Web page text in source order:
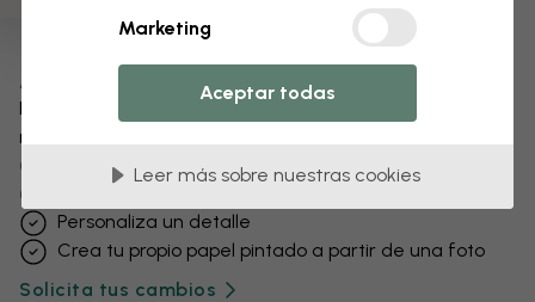
Modifica tu papel pintado
Nuestro equipo de diseño puede modificar cualquier
motivo para hacerlo único.
Cambia el tamaño o los colores
Personaliza un detalle
Crea tu propio papel pintado a partir de una foto
Solicita tus cambios
Marketing
Aceptar todas
Leer más sobre nuestras cookies